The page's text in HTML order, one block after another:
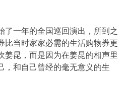
了一年的全国巡回演出，所到之
比当时家家必需的生活购物券更
姜昆，而是因为在姜昆的相声里
，和自己曾经的毫无意义的生